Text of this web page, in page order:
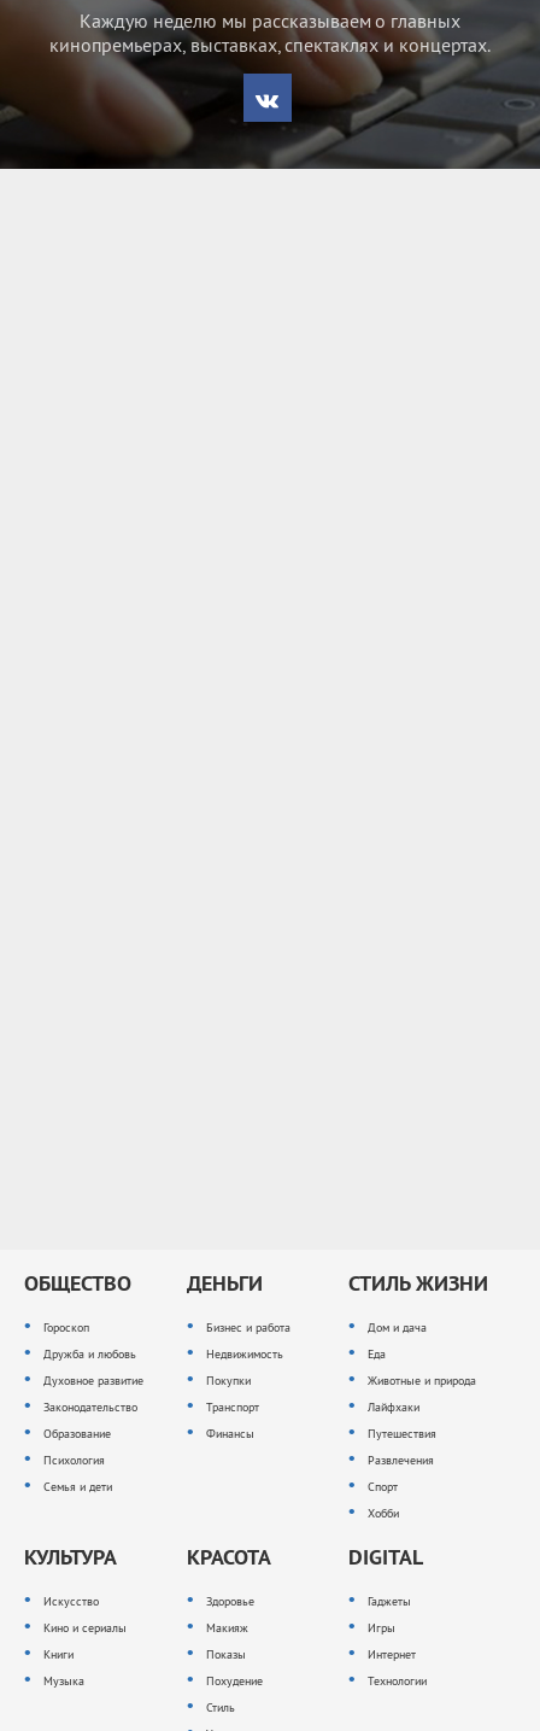
Каждую неделю мы рассказываем о главных
кинопремьерах, выставках, спектаклях и концертах.
ОБЩЕСТВО
Гороскоп
Дружба и любовь
Духовное развитие
Законодательство
Образование
Психология
Семья и дети
ДЕНЬГИ
Бизнес и работа
Недвижимость
Покупки
Транспорт
Финансы
СТИЛЬ ЖИЗНИ
Дом и дача
Еда
Животные и природа
Лайфхаки
Путешествия
Развлечения
Спорт
Хобби
КУЛЬТУРА
Искусство
Кино и сериалы
Книги
Музыка
КРАСОТА
Здоровье
Макияж
Показы
Похудение
Стиль
DIGITAL
Гаджеты
Игры
Интернет
Технологии